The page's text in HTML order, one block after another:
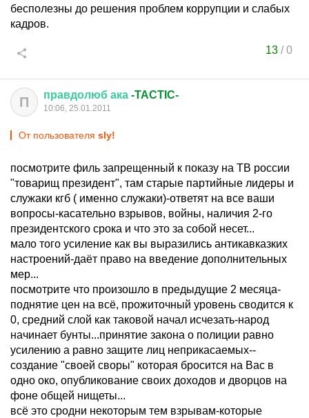
бесполезны до решения проблем коррупции и слабых
кадров.
13 /0
П правдолюб ака -TACTIC-
10:06, 25.01.2011
От пользователя sly!
посмотрите филь запрещенный к показу на ТВ россии
"товарищ президент", там старые партийные лидеры и
служаки кгб ( именно служаки)-ответят на все ваши
вопросы-касательно взрывов, войны, наличия 2-го
президентского срока и что это за собой несет...
мало того усиление как вы выразились антикавказких
настроений-даёт право на введение дополнительных
мер...
посмотрите что произошло в предыдущие 2 месяца-
поднятие цен на всё, прожиточный уровень сводится к
0, средний слой как таковой начал исчезать-народ
начинает бунты...принятие закона о полиции равно
усилению а равно защите лиц неприкасаемых--
создание "своей своры" которая бросится на Вас в
одно око, опубликование своих доходов и дворцов на
фоне общей нищеты...
всё это сродни некоторым тем взрывам-которые